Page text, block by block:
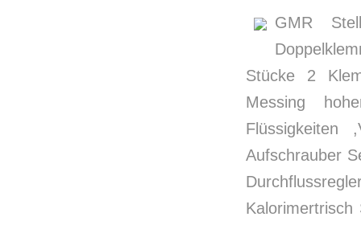
GMR
Stücke 2
Messing
Flüssigkeiten
Aufschrauber
Kalorimertrisch